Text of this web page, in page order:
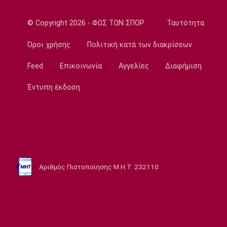
Ευρωμπάσκετ U16: Κάνει το δεύτερο βήμα
Η γυναίκα στον Μιρό και στον Πικάσο
EuroLeague
© Copyright 2026 - ΦΩΣ ΤΩΝ ΣΠΟΡ Ταυτότητα
Όροι χρήσης Πολιτική κατά των διακρίσεων
Feed Επικοινωνία Αγγελίες Διαφήμιση
Έντυπη έκδοση
Αριθμός Πιστοποίησης Μ.Η.Τ. 232110